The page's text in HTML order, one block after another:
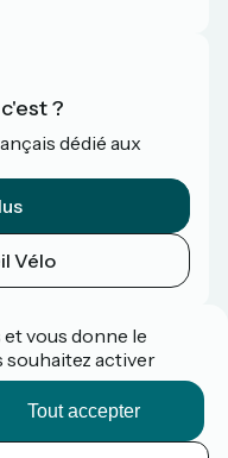
?
dédié aux
Vélo
vous donne le
souhaitez activer
Tout accepter